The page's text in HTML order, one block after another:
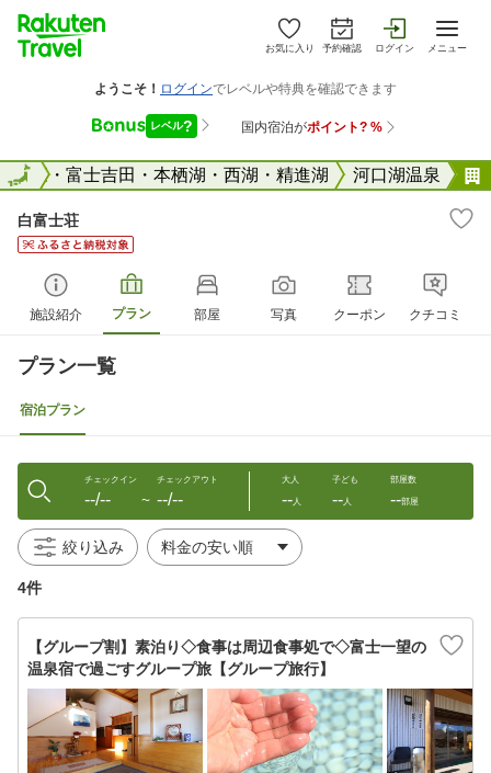
お気に入り 予約確認 ログイン メニュー
口湖・富士吉田・本栖湖・西湖・精進湖 河口湖温泉
全国
白富士荘
施設紹介 プラン 部屋 写真 クーポン クチコミ
プラン一覧
宿泊プラン
チェックイン
--/-- 〜
チェックアウト
--/--
大人
--人
子ども
--人
部屋数
--部屋
絞り込み
4件
【グループ割】素泊り◇食事は周辺食事処で◇富士一望の
温泉宿で過ごすグループ旅【グループ旅行】